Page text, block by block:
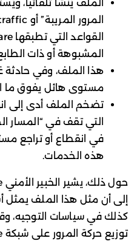
الملف يُنشأ تلقائياً،
المشبوهة أو ذات
هذا الملف، وفي حادثة
مستوى هائل يفوق ما
تضخم الملف أدى إلى
التي تقف في “المسار
في انقطاع أو تراجع
هذه الخدمات.
إلى أن مثل هذا الملف يمثل
كذلك في سياسات التوجيه،